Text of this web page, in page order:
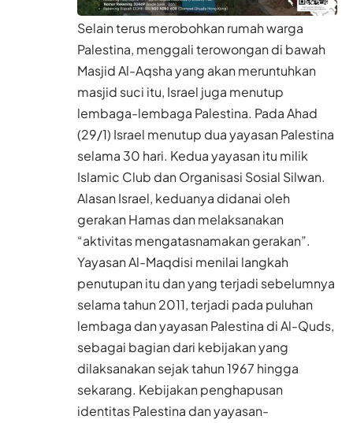
Selain terus merobohkan rumah warga
Palestina, menggali terowongan di bawah
Masjid Al-Aqsha yang akan meruntuhkan
masjid suci itu, Israel juga menutup
lembaga-lembaga Palestina. Pada Ahad
(29/1) Israel menutup dua yayasan Palestina
selama 30 hari. Kedua yayasan itu milik
Islamic Club dan Organisasi Sosial Silwan.
Alasan Israel, keduanya didanai oleh
gerakan Hamas dan melaksanakan
“aktivitas mengatasnamakan gerakan”.
Yayasan Al-Maqdisi menilai langkah
penutupan itu dan yang terjadi sebelumnya
selama tahun 2011, terjadi pada puluhan
lembaga dan yayasan Palestina di Al-Quds,
sebagai bagian dari kebijakan yang
dilaksanakan sejak tahun 1967 hingga
sekarang. Kebijakan penghapusan
identitas Palestina dan yayasan-